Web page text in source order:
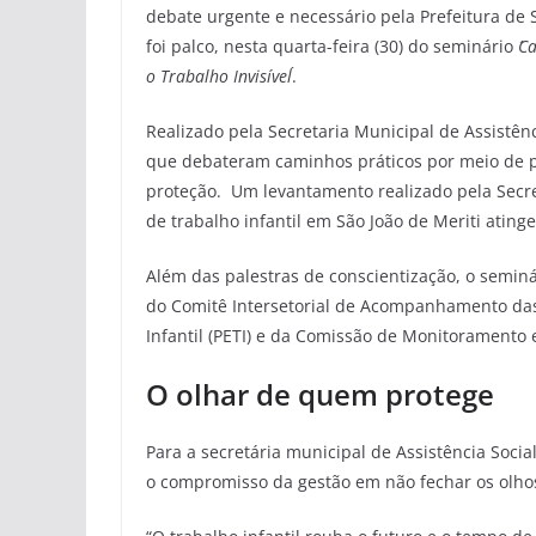
debate urgente e necessário pela Prefeitura
foi palco, nesta quarta-feira (30) do seminário
o Trabalho Invisível´.
Realizado pela Secretaria Municipal de
que debateram caminhos práticos por meio de
proteção. Um levantamento realizado pela
de trabalho infantil em São João de Meriti
Além das palestras de conscientização, o
do Comitê Intersetorial de Acompanhamento
Infantil (PETI) e da Comissão de
O olhar de quem protege
Para a secretária municipal de Assistência
o compromisso da gestão em não fechar os